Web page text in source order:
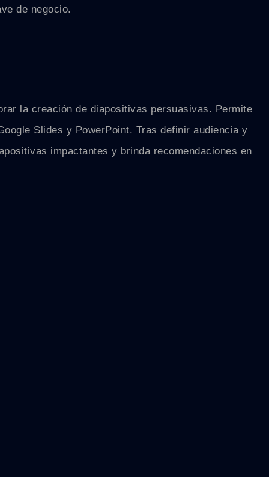
de negocio.
la creación de diapositivas persuasivas. Permite
Slides y PowerPoint. Tras definir audiencia y
impactantes y brinda recomendaciones en